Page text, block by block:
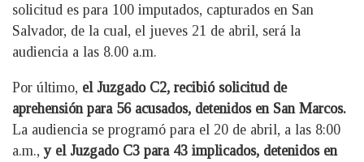
solicitud es para 100 imputados, capturados en San
Salvador, de la cual, el jueves 21 de abril, será la
audiencia a las 8.00 a.m.
Por último, el Juzgado C2, recibió solicitud de
aprehensión para 56 acusados, detenidos en San Marcos.
La audiencia se programó para el 20 de abril, a las 8:00
a.m., y el Juzgado C3 para 43 implicados, detenidos en